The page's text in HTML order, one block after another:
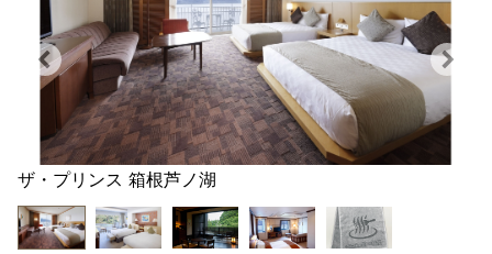
ザ・プリンス 箱根芦ノ湖